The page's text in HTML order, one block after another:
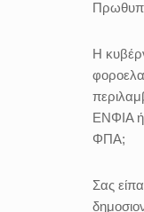
Η
ΕΝΦΙΑ ή
ΦΠΑ;
Σας